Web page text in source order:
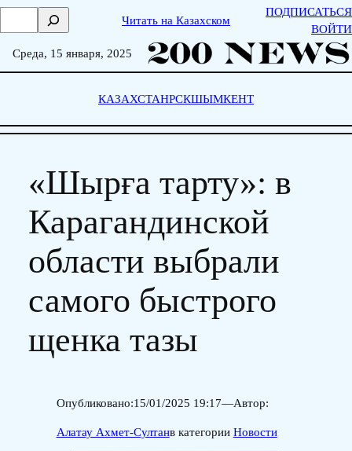
Skip
о
Читать на Казахском
ПОДПИСАТЬСЯ
ВОЙТИ
Среда, 15 января, 2025
КАЗАХСТАНРСКШЫМКЕНТ
«Шырға тарту»: в
Карагандинской
области выбрали
самого быстрого
щенка тазы
Опубликовано:15/01/2025 19:17—Автор:
Алатау Ахмет-Султанв категории Новости